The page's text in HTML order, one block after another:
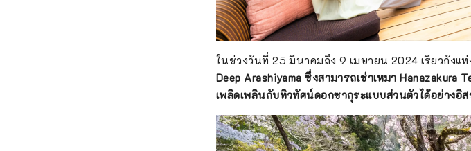
ในช่วงวันที่ 25 มีนาคมถึง 9 เมษายน 2024 เรียวกังแ
Deep Arashiyama ซึ่งสามารถเช่าเหมา Hanazakura
เพลิดเพลินกับทิวทัศน์ดอกซากุระแบบส่วนตัวได้อย่างอิส